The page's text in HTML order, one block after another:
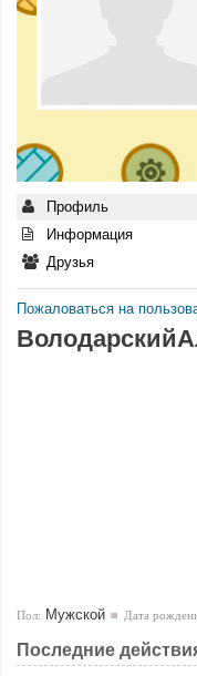
Профиль
Информация
Друзья
Пожаловаться на
Пол: Мужской Дата
Последние